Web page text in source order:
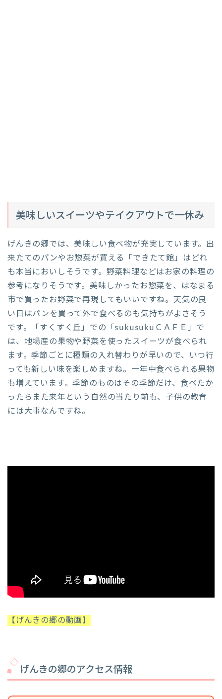
美味しいスイーツやテイクアウトで一休み
げんきの郷では、美味しい食べ物が充実しています。出
来たてのパンやお惣菜が買える「できたて館」はどれ
も本当においしそうです。野菜料理などはお家の料理の
参考になりそうです。美味しかったお惣菜を、はなまる
市で買ったお野菜で再現してもいいですね。天気の良
い日はパンを買って外で食べるのも気持ちがよさそう
です。「すくすく丘」での「sukusukuＣＡＦＥ」で
は、地場産の果物や野菜を使ったスイーツが食べられ
ます。季節ごとに種類の入れ替わりが早いので、いつ行
っても新しい味を楽しめますね。一年中食べられる果物
も増えています。季節のものはその季節だけ、食べたか
ったらまた来年という自然の当たり前も、子供の教育
には大事なんですね。
【げんきの郷の動画】
げんきの郷のアクセス情報